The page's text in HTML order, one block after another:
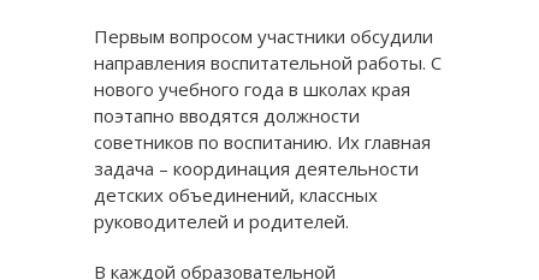
Первым вопросом участники обсудили
направления воспитательной работы. С
нового учебного года в школах края
поэтапно вводятся должности
советников по воспитанию. Их главная
задача – координация деятельности
детских объединений, классных
руководителей и родителей.
В каждой образовательной